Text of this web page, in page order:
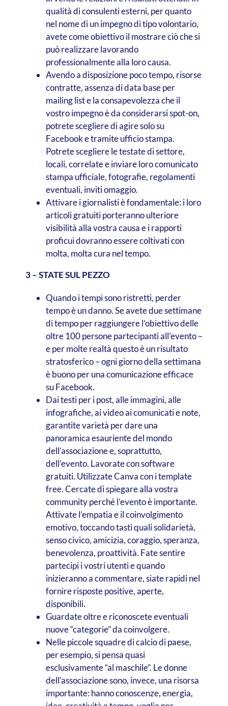
qualità di consulenti esterni, per quanto
nel nome di un impegno di tipo volontario,
avete come obiettivo il mostrare ciò che si
può realizzare lavorando
professionalmente alla loro causa.
Avendo a disposizione poco tempo, risorse
contratte, assenza di data base per
mailing list e la consapevolezza che il
vostro impegno è da considerarsi spot-on,
potrete scegliere di agire solo su
Facebook e tramite ufficio stampa.
Potrete scegliere le testate di settore,
locali, correlate e inviare loro comunicato
stampa ufficiale, fotografie, regolamenti
eventuali, inviti omaggio.
Attivare i giornalisti è fondamentale: i loro
articoli gratuiti porteranno ulteriore
visibilità alla vostra causa e i rapporti
proficui dovranno essere coltivati con
molta, molta cura nel tempo.
3 – STATE SUL PEZZO
Quando i tempi sono ristretti, perder
tempo è un danno. Se avete due settimane
di tempo per raggiungere l’obiettivo delle
oltre 100 persone partecipanti all’evento –
e per molte realtà questo è un risultato
stratosferico – ogni giorno della settimana
è buono per una comunicazione efficace
su Facebook.
Dai testi per i post, alle immagini, alle
infografiche, ai video ai comunicati e note,
garantite varietà per dare una
panoramica esauriente del mondo
dell’associazione e, soprattutto,
dell’evento. Lavorate con software
gratuiti. Utilizzate Canva con i template
free. Cercate di spiegare alla vostra
community perché l’evento è importante.
Attivate l’empatia e il coinvolgimento
emotivo, toccando tasti quali solidarietà,
senso civico, amicizia, coraggio, speranza,
benevolenza, proattività. Fate sentire
partecipi i vostri utenti e quando
inizieranno a commentare, siate rapidi nel
fornire risposte positive, aperte,
disponibili.
Guardate oltre e riconoscete eventuali
nuove “categorie” da coinvolgere.
Nelle piccole squadre di calcio di paese,
per esempio, si pensa quasi
esclusivamente “al maschile”. Le donne
dell’associazione sono, invece, una risorsa
importante: hanno conoscenze, energia,